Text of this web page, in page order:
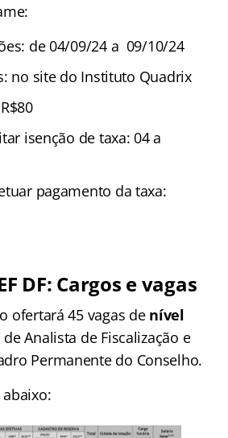
de 04/09/24 a 09/10/24
no site do Instituto Quadrix
isenção de taxa: 04 a
pagamento da taxa:
DF: Cargos e vagas
ofertará 45 vagas de nível
Analista de Fiscalização e
Permanente do Conselho.